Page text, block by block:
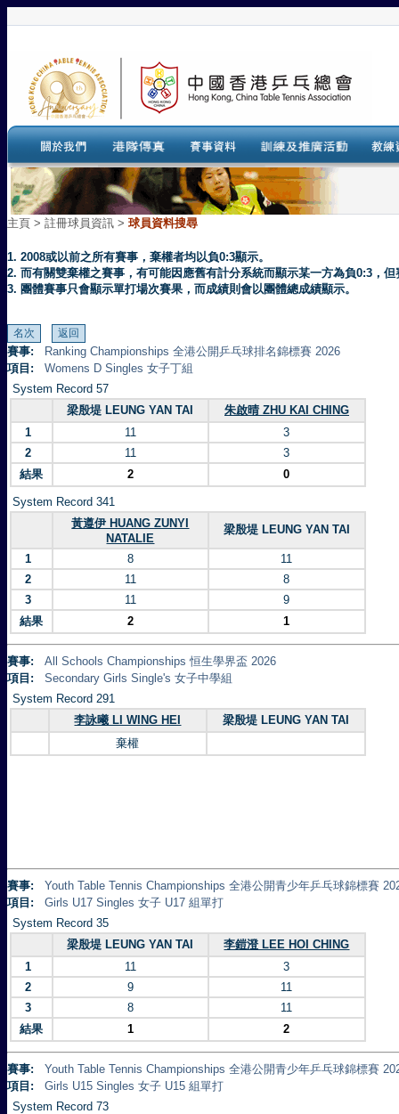
主頁 > 註冊球員資訊 > 球員資料搜尋
1. 2008或以前之所有賽事，棄權者均以負0:3顯示。
2. 而有關雙棄權之賽事，有可能因應舊有計分系統而顯示某一方為負0:3，
3. 團體賽事只會顯示單打場次賽果，而成績則會以團體總成績顯示。
賽事:
Ranking Championships 全港公開乒乓球排名錦標賽 2026
項目:
Womens D Singles 女子丁組
System Record 57
梁殷堤 LEUNG YAN TAI
朱啟晴 ZHU KAI CHING
1
11
3
2
11
3
結果
2 0
System Record 341
黃遵伊 HUANG ZUNYI
NATALIE
梁殷堤 LEUNG YAN TAI
1 8
11
2
11
8
3
11
9
結果
2 1
賽事:
All Schools Championships 恒生學界盃 2026
項目:
Secondary Girls Single's 女子中學組
System Record 291
李詠曦 LI WING HEI
梁殷堤 LEUNG YAN TAI
棄權
賽事:
Youth Table Tennis Championships 全港公開青少年乒乓球錦標賽
項目:
Girls U17 Singles 女子 U17 組單打
System Record 35
梁殷堤 LEUNG YAN TAI
李鎧澄 LEE HOI CHING
1
11
3
2
9
11
3
8
11
結果
1 2
賽事:
Youth Table Tennis Championships 全港公開青少年乒乓球錦標賽
項目:
Girls U15 Singles 女子 U15 組單打
System Record 73